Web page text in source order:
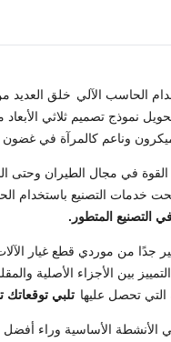
الحاسب الآلي خلق العديد
نموذج تصميم ثلاثي
وناعم كالمرآة في غضون
القوة في مجال الطيران وحتى
خدمات التصنيع باستخدام
التصنيع المتطور.
بين الأجزاء الأصلية
تحصل عليها تلبي توقعاتك
الأنشطة الأساسية وراء